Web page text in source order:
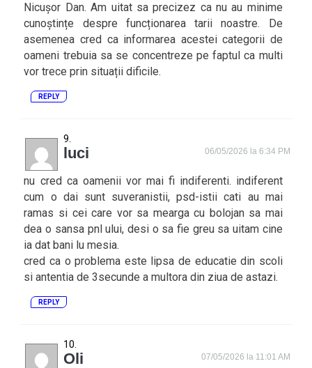
Nicușor Dan. Am uitat sa precizez ca nu au minime
cunoștințe despre funcționarea tarii noastre. De
asemenea cred ca informarea acestei categorii de
oameni trebuia sa se concentreze pe faptul ca multi
vor trece prin situații dificile.
REPLY
luci 06/05/2026 la 6:34 PM
nu cred ca oamenii vor mai fi indiferenti. indiferent
cum o dai sunt suveranistii, psd-istii cati au mai
ramas si cei care vor sa mearga cu bolojan sa mai
dea o sansa pnl ului, desi o sa fie greu sa uitam cine
ia dat bani lu mesia.
cred ca o problema este lipsa de educatie din scoli
si antentia de 3secunde a multora din ziua de astazi.
REPLY
Oli 07/05/2026 la 11:01 AM